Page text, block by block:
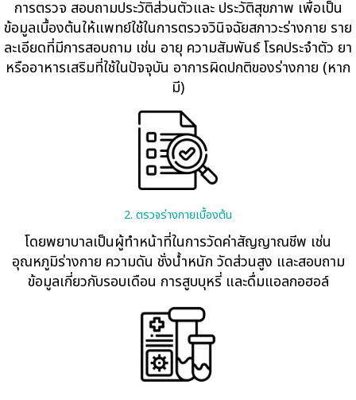
การตรวจ สอบถามประวัติส่วนตัวและ ประวัติสุขภาพ เพื่อเป็น
ข้อมูลเบื้องต้นให้แพทย์ใช้ในการตรวจวินิจฉัยสภาวะร่างกาย ราย
ละเอียดที่มีการสอบถาม เช่น อายุ ความสัมพันธ์ โรคประจำตัว ยา
หรืออาหารเสริมที่ใช้ในปัจจุบัน อาการผิดปกติของร่างกาย (หาก
มี)
2. ตรวจร่างกายเบื้องต้น
โดยพยาบาลเป็นผู้ทําหน้าที่ในการวัดค่าสัญญาณชีพ เช่น
อุณหภูมิร่างกาย ความดัน ชั่งนํ้าหนัก วัดส่วนสูง และสอบถาม
ข้อมูลเกี่ยวกับรอบเดือน การสูบบุหรี่ และดื่มแอลกอฮอล์